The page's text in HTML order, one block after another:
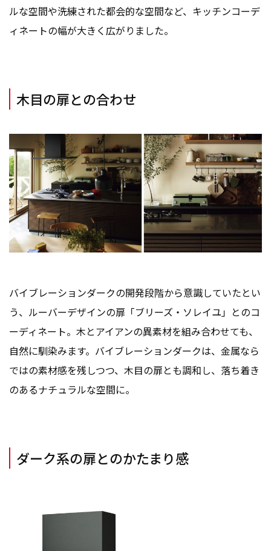
ルな空間や洗練された都会的な空間など、キッチンコーデ
ィネートの幅が大きく広がりました。
木目の扉との合わせ
バイブレーションダークの開発段階から意識していたとい
う、ルーバーデザインの扉「ブリーズ・ソレイユ」とのコ
ーディネート。木とアイアンの異素材を組み合わせても、
自然に馴染みます。バイブレーションダークは、金属なら
ではの素材感を残しつつ、木目の扉とも調和し、落ち着き
のあるナチュラルな空間に。
ダーク系の扉とのかたまり感